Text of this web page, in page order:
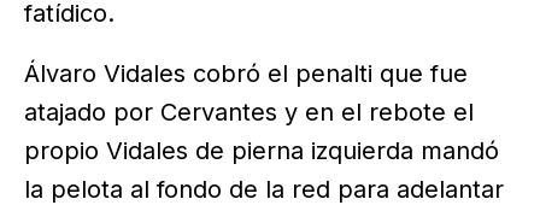
fatídico.
Álvaro Vidales cobró el penalti que fue
atajado por Cervantes y en el rebote el
propio Vidales de pierna izquierda mandó
la pelota al fondo de la red para adelantar